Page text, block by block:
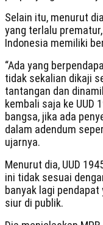
Selain itu, menurut
yang terlalu
Indonesia memiliki
“Ada yang
tidak sekalian dikaji
tantangan dan
kembali saja ke UUD
bangsa, jika ada
dalam adendum
ujarnya.
Menurut dia, UUD
ini tidak sesuai
banyak lagi
siur di publik.